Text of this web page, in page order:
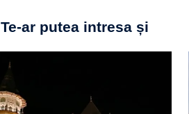
Te-ar putea intresa și